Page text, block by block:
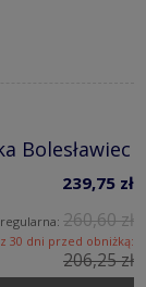
Bolesławiec
239,75 zł
260,60 zł
30 dni przed obniżką:
206,25 zł